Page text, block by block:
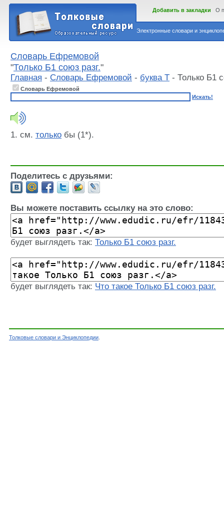
Электронные словари и
Добавить в закладки О
Словарь Ефремовой
"Только Б1 союз разг."
Главная - Словарь Ефремовой - буква Т - Только Б1
Словарь Ефремовой
Искать!
1. см. только бы (1*).
Поделитесь с друзьями:
Вы можете поставить ссылку на это слово:
будет выглядеть так: Только Б1 союз разг.
будет выглядеть так: Что такое Только Б1 союз разг.
Толковые словари и Энциклопедии